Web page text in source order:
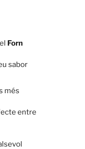
Forn
sabor
més
entre